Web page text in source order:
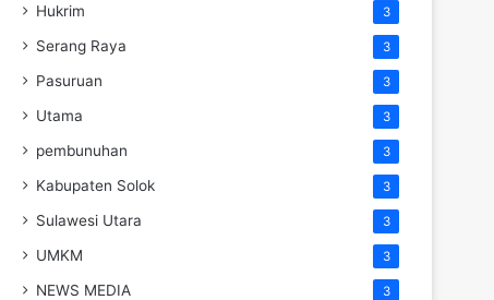
Hukrim 3
Serang Raya 3
Pasuruan 3
Utama 3
pembunuhan 3
Kabupaten Solok 3
Sulawesi Utara 3
UMKM 3
NEWS MEDIA 3